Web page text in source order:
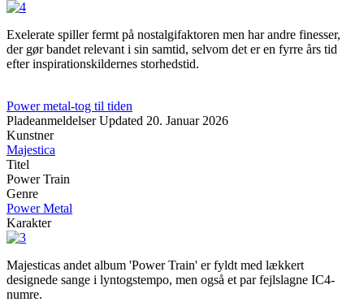
Exelerate spiller fermt på nostalgifaktoren men har andre finesser,
der gør bandet relevant i sin samtid, selvom det er en fyrre års tid
efter inspirationskildernes storhedstid.
Power metal-tog til tiden
Pladeanmeldelser Updated 20. Januar 2026
Kunstner
Majestica
Titel
Power Train
Genre
Power Metal
Karakter
Majesticas andet album 'Power Train' er fyldt med lækkert
designede sange i lyntogstempo, men også et par fejlslagne IC4-
numre.